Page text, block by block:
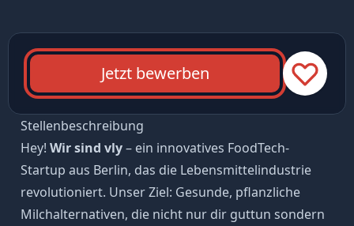
Jetzt bewerben
Stellenbeschreibung
Hey! Wir sind vly– ein innovatives FoodTech-
Startup aus Berlin, das die Lebensmittelindustrie
revolutioniert. Unser Ziel: Gesunde, pflanzliche
Milchalternativen, die nicht nur dir guttun sondern